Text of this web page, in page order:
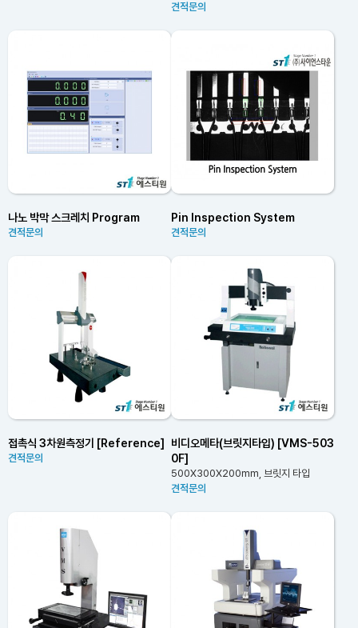
견적문의
나노 박막 스크레치 Program
견적문의
Pin Inspection System
견적문의
접촉식 3차원측정기 [Reference]
견적문의
비디오메타(브릿지타입) [VMS-503
0F]
500X300X200mm, 브릿지 타입
견적문의